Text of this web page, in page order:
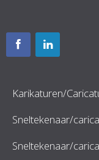
Karikaturen/
Sneltekenaar/
Sneltekenaar/